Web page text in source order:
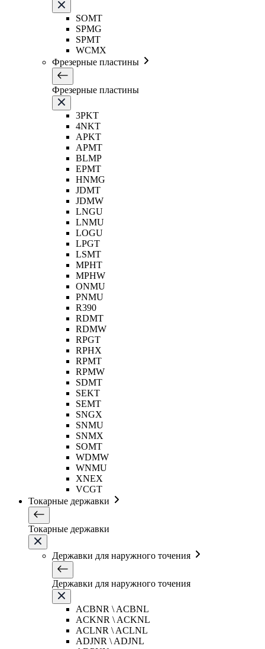
SOMT
SPMG
SPMT
WCMX
Фрезерные пластины
Фрезерные пластины
3PKT
4NKT
APKT
APMT
BLMP
EPMT
HNMG
JDMT
JDMW
LNGU
LNMU
LOGU
LPGT
LSMT
MPHT
MPHW
ONMU
PNMU
R390
RDMT
RDMW
RPGT
RPHX
RPMT
RPMW
SDMT
SEKT
SEMT
SNGX
SNMU
SNMX
SOMT
WDMW
WNMU
XNEX
VCGT
Токарные державки
Токарные державки
Державки для наружного точения
Державки для наружного точения
ACBNR \ ACBNL
ACKNR \ ACKNL
ACLNR \ ACLNL
ADJNR \ ADJNL